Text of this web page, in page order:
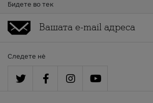
Бидете во тек
Следете нè